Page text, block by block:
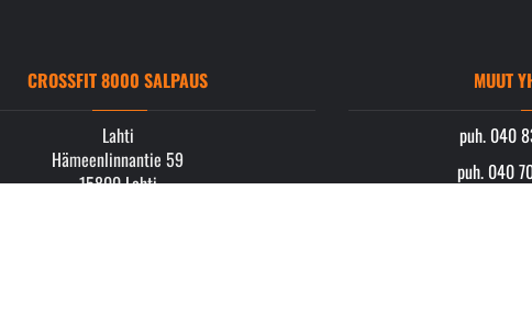
CROSSFIT 8000 SALPAUS
Lahti
Hämeenlinnantie 59
15800 Lahti
MUUT
puh. 040
puh. 040